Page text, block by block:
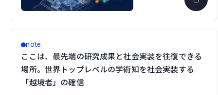
note
ここは、最先端の研究成果と社会実装を往復できる
場所。世界トップレベルの学術知を社会実装する
「越境者」の確信